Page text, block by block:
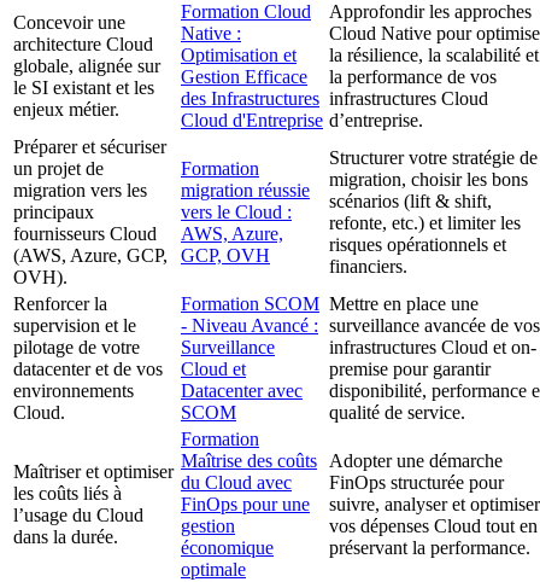
Concevoir une
architecture Cloud
globale, alignée sur
le SI existant et les
enjeux métier.
Formation Cloud
Native :
Optimisation et
Gestion Efficace
des Infrastructures
Cloud d'Entreprise
Approfondir les approches
Cloud Native pour
la résilience, la scalabilité et
la performance de vos
infrastructures Cloud
d’entreprise.
Préparer et sécuriser
un projet de
migration vers les
principaux
fournisseurs Cloud
(AWS, Azure, GCP,
OVH).
Formation
migration réussie
vers le Cloud :
AWS, Azure,
GCP, OVH
Structurer votre stratégie de
migration, choisir les bons
scénarios (lift & shift,
refonte, etc.) et limiter les
risques opérationnels et
financiers.
Renforcer la
supervision et le
pilotage de votre
datacenter et de vos
environnements
Cloud.
Formation SCOM
- Niveau Avancé :
Surveillance
Cloud et
Datacenter avec
SCOM
Mettre en place une
surveillance avancée de vos
infrastructures Cloud et on-
premise pour garantir
disponibilité, performance
qualité de service.
Maîtriser et optimiser
les coûts liés à
l’usage du Cloud
dans la durée.
Formation
Maîtrise des coûts
du Cloud avec
FinOps pour une
gestion
économique
optimale
Adopter une démarche
FinOps structurée pour
suivre, analyser et optimiser
vos dépenses Cloud tout en
préservant la performance.